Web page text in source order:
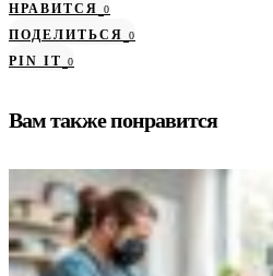
НРАВИТСЯ
0
ПОДЕЛИТЬСЯ 0
PIN IT 0
Вам также понравится